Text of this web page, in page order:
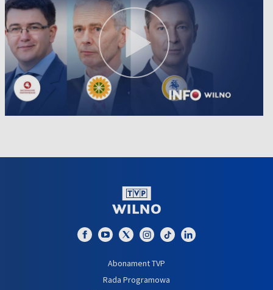
Abonament TVP
Rada Programowa